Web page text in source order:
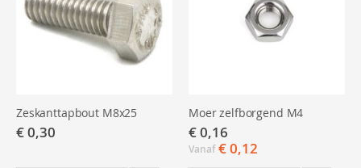
Zeskanttapbout M8x25
€ 0,30
Moer zelfborgend M4
€ 0,16
Vanaf € 0,12